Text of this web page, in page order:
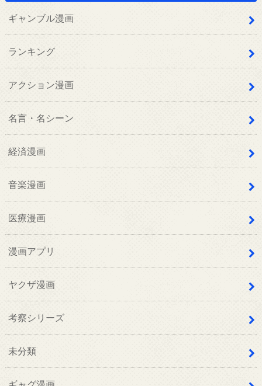
ギャンブル漫画
ランキング
アクション漫画
名言・名シーン
経済漫画
音楽漫画
医療漫画
漫画アプリ
ヤクザ漫画
考察シリーズ
未分類